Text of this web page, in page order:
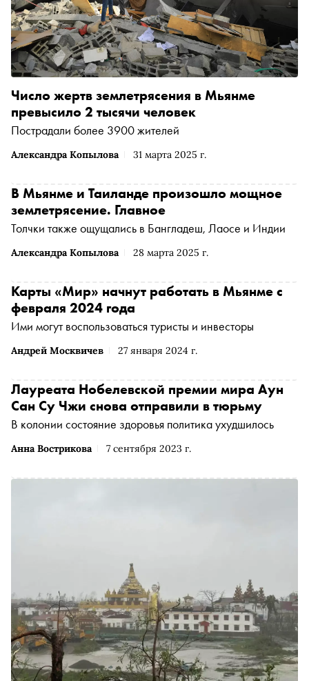
Александра Копылова 31 марта 2025 г.
Число жертв землетрясения в Мьянме
превысило 2 тысячи человек
Пострадали более 3900 жителей
Александра Копылова 28 марта 2025 г.
В Мьянме и Таиланде произошло мощное
землетрясение. Главное
Толчки также ощущались в Бангладеш, Лаосе и Индии
Андрей Москвичев 27 января 2024 г.
Карты «Мир» начнут работать в Мьянме с
февраля 2024 года
Ими могут воспользоваться туристы и инвесторы
Анна Вострикова 7 сентября 2023 г.
Лауреата Нобелевской премии мира Аун
Сан Су Чжи снова отправили в тюрьму
В колонии состояние здоровья политика ухудшилось